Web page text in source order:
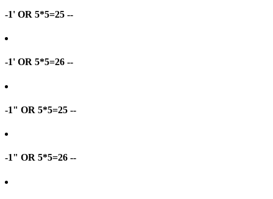
-1' OR 5*5=25 --
-1' OR 5*5=26 --
-1" OR 5*5=25 --
-1" OR 5*5=26 --